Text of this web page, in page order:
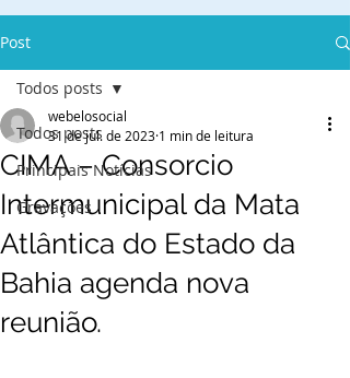
Post
Todos posts
Principais Notícias
Gravações
Todos posts
CIMA – Consorcio
Intermunicipal da Mata
Atlântica do Estado da
Bahia agenda nova
reunião.
webelosocial
31 de jul. de 2023 1 min de leitura